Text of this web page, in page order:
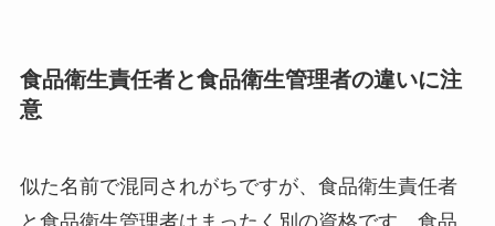
食品衛生責任者と食品衛生管理者の違いに注
意
似た名前で混同されがちですが、食品衛生責任者
と食品衛生管理者はまったく別の資格です。食品